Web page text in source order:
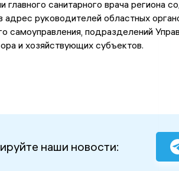
главного санитарного врача региона
адрес руководителей областных
самоуправления, подразделений
и хозяйствующих субъектов.
наши новости: